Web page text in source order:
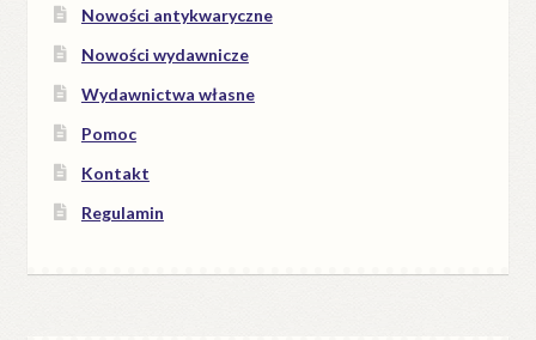
Nowości antykwaryczne
Nowości wydawnicze
Wydawnictwa własne
Pomoc
Kontakt
Regulamin